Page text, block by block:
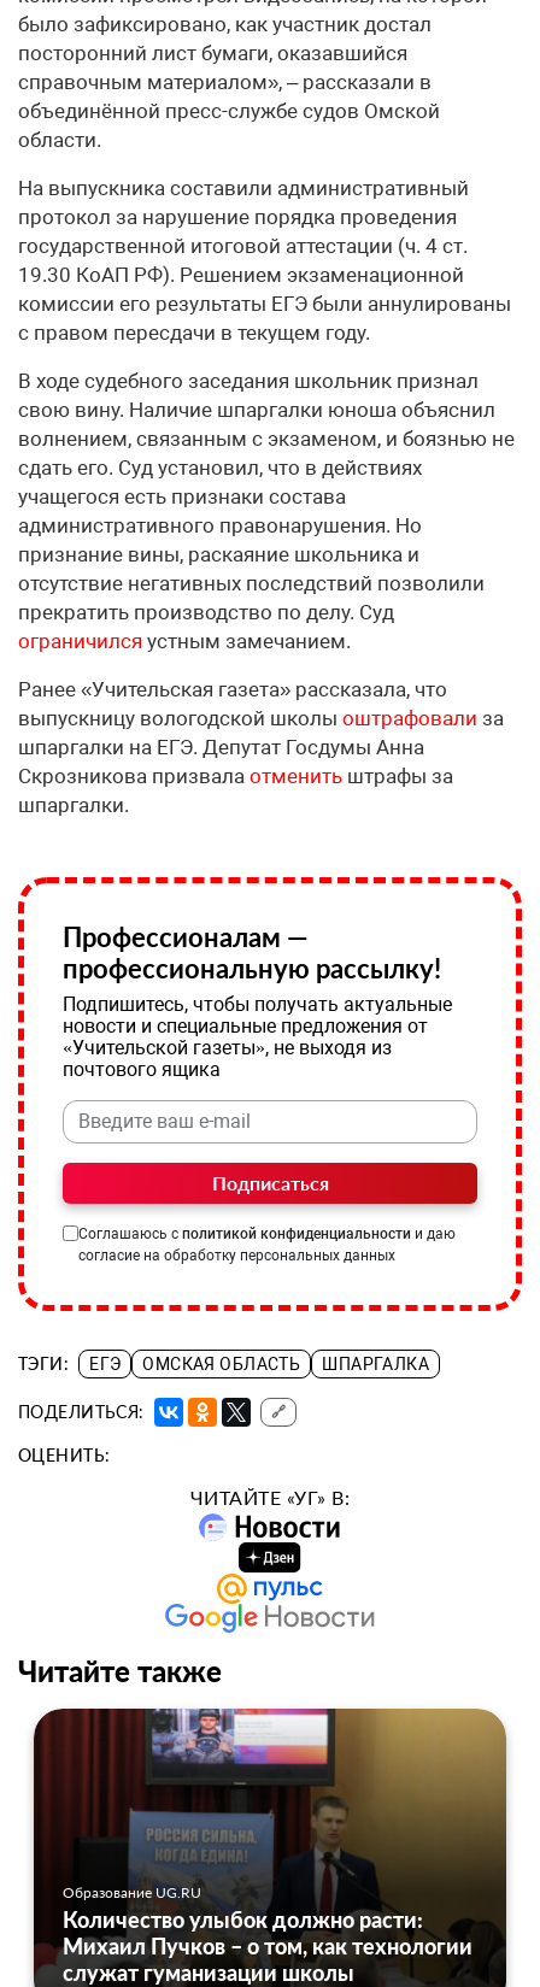
было зафиксировано, как участник достал
посторонний лист бумаги, оказавшийся
справочным материалом», – рассказали в
объединённой пресс-службе судов Омской
области.
На выпускника составили административный
протокол за нарушение порядка проведения
государственной итоговой аттестации (ч. 4 ст.
19.30 КоАП РФ). Решением экзаменационной
комиссии его результаты ЕГЭ были аннулированы
с правом пересдачи в текущем году.
В ходе судебного заседания школьник признал
свою вину. Наличие шпаргалки юноша объяснил
волнением, связанным с экзаменом, и боязнью не
сдать его. Суд установил, что в действиях
учащегося есть признаки состава
административного правонарушения. Но
признание вины, раскаяние школьника и
отсутствие негативных последствий позволили
прекратить производство по делу. Суд
ограничился устным замечанием.
Ранее «Учительская газета» рассказала, что
выпускницу вологодской школы оштрафовали за
шпаргалки на ЕГЭ. Депутат Госдумы Анна
Скрозникова призвала отменить штрафы за
шпаргалки.
Профессионалам —
профессиональную рассылку!
Подпишитесь, чтобы получать актуальные
новости и специальные предложения от
«Учительской газеты», не выходя из
почтового ящика
Подписаться
Соглашаюсь с политикой конфиденциальности и даю
согласие на обработку персональных данных
ТЭГИ: ЕГЭ ОМСКАЯ ОБЛАСТЬ ШПАРГАЛКА
ПОДЕЛИТЬСЯ: 🔗
ОЦЕНИТЬ:
ЧИТАЙТЕ «УГ» В:
Читайте также
Образование UG.RU
Количество улыбок должно расти:
Михаил Пучков – о том, как технологии
служат гуманизации школы